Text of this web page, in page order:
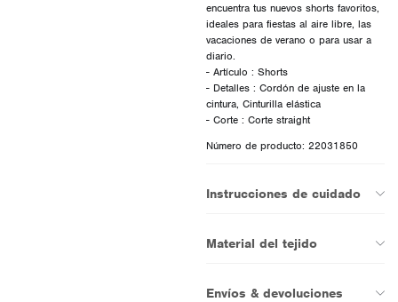
encuentra tus nuevos shorts favoritos,
ideales para fiestas al aire libre, las
vacaciones de verano o para usar a
diario.
- Artículo : Shorts
- Detalles : Cordón de ajuste en la
cintura, Cinturilla elástica
- Corte : Corte straight
Número de producto: 22031850
Instrucciones de cuidado
Material del tejido
Envíos & devoluciones